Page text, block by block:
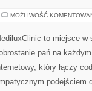
MOŻLIWOŚĆ
to miejsce
pań na
który łączy
podejściem